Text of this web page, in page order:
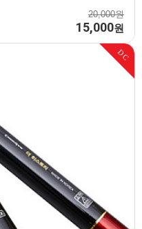
20,000원
15,000원
DC